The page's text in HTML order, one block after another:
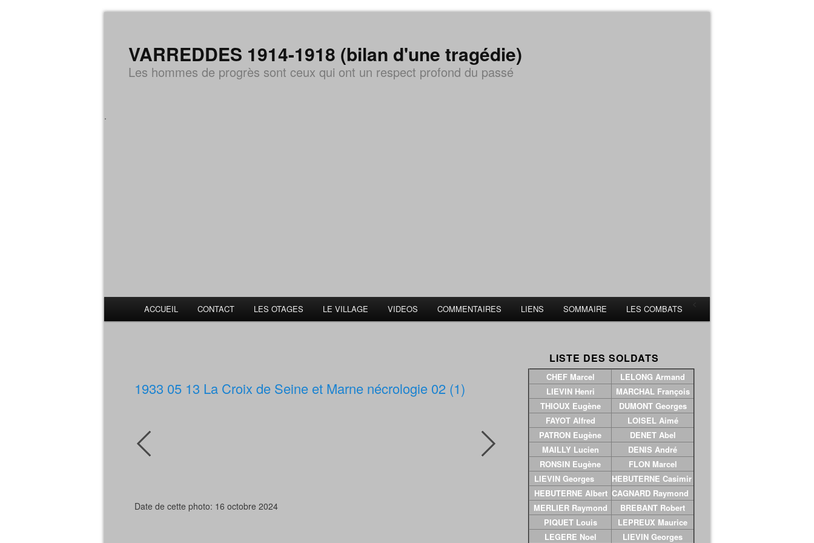
VARREDDES 1914-1918 (bilan d'une tragédie)
Les hommes de progrès sont ceux qui ont un respect profond du passé
.
ACCUEIL CONTACT LES OTAGES LE VILLAGE VIDEOS COMMENTAIRES LIENS SOMMAIRE LES COMBATS
1933 05 13 La Croix de Seine et Marne nécrologie 02 (1)
Date de cette photo: 16 octobre 2024
LISTE DES SOLDATS
CHEF Marcel
LELONG Armand
LIEVIN Henri
MARCHAL François
THIOUX Eugène
DUMONT Georges
FAYOT Alfred
LOISEL Aimé
PATRON Eugène
DENET Abel
MAILLY Lucien
DENIS André
RONSIN Eugène
FLON Marcel
LIEVIN Georges
HEBUTERNE Casimir
HEBUTERNE Albert CAGNARD Raymond
MERLIER Raymond
BREBANT Robert
PIQUET Louis
LEPREUX Maurice
LEGERE Noel
LIEVIN Georges